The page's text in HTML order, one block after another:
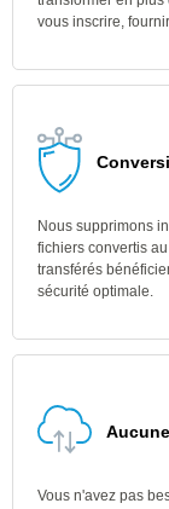
vous inscrire,
Nous supprimons
fichiers convertis
transférés
sécurité optimale.
Vous n'avez pas